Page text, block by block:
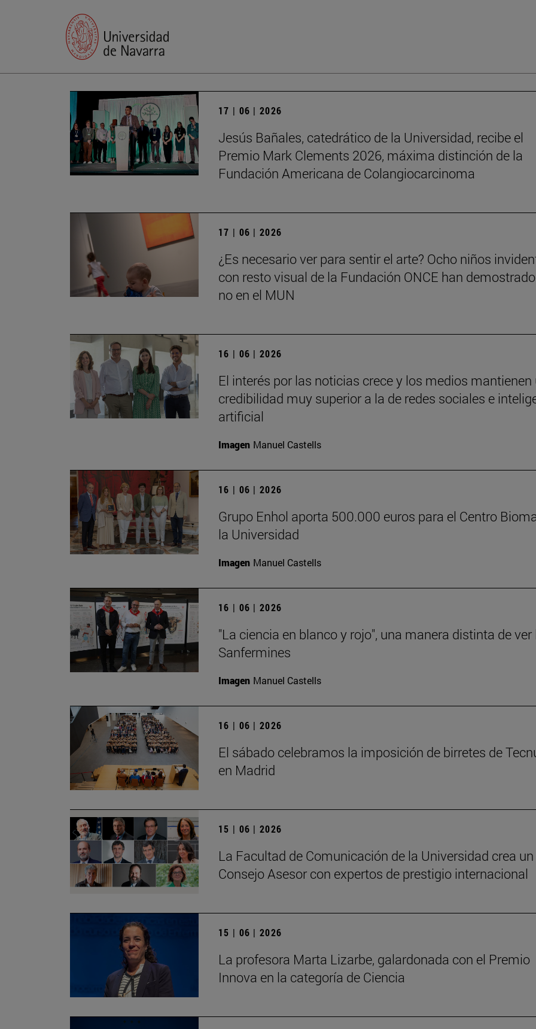
17 | 06 | 2026
Jesús Bañales, catedrático de la Universidad, recibe el
Premio Mark Clements 2026, máxima distinción de la
Fundación Americana de Colangiocarcinoma
17 | 06 | 2026
¿Es necesario ver para sentir el arte? Ocho niños
con resto visual de la Fundación ONCE han
no en el MUN
16 | 06 | 2026
El interés por las noticias crece y los medios mantienen
credibilidad muy superior a la de redes sociales e
artificial
Imagen Manuel Castells
16 | 06 | 2026
Grupo Enhol aporta 500.000 euros para el Centro
la Universidad
Imagen Manuel Castells
16 | 06 | 2026
"La ciencia en blanco y rojo", una manera distinta de ver
Sanfermines
Imagen Manuel Castells
16 | 06 | 2026
El sábado celebramos la imposición de birretes de
en Madrid
15 | 06 | 2026
La Facultad de Comunicación de la Universidad crea un
Consejo Asesor con expertos de prestigio internacional
15 | 06 | 2026
La profesora Marta Lizarbe, galardonada con el Premio
Innova en la categoría de Ciencia